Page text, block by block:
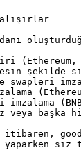
şekilde
veya başka
itibaren,
yaparken siz